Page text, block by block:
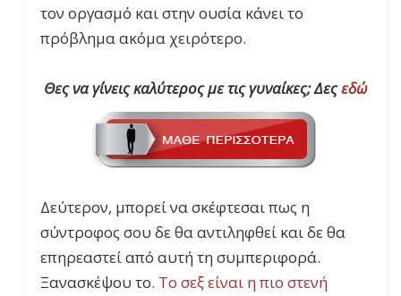
τον οργασμό και στην ουσία κάνει το
πρόβλημα ακόμα χειρότερο.
Θες να γίνεις καλύτερος με τις γυναίκες; Δεςεδώ
Δεύτερον, μπορεί να σκέφτεσαι πως η
σύντροφος σου δε θα αντιληφθεί και δε θα
επηρεαστεί από αυτή τη συμπεριφορά.
Ξανασκέψου το. Το σεξ είναι η πιο στενή